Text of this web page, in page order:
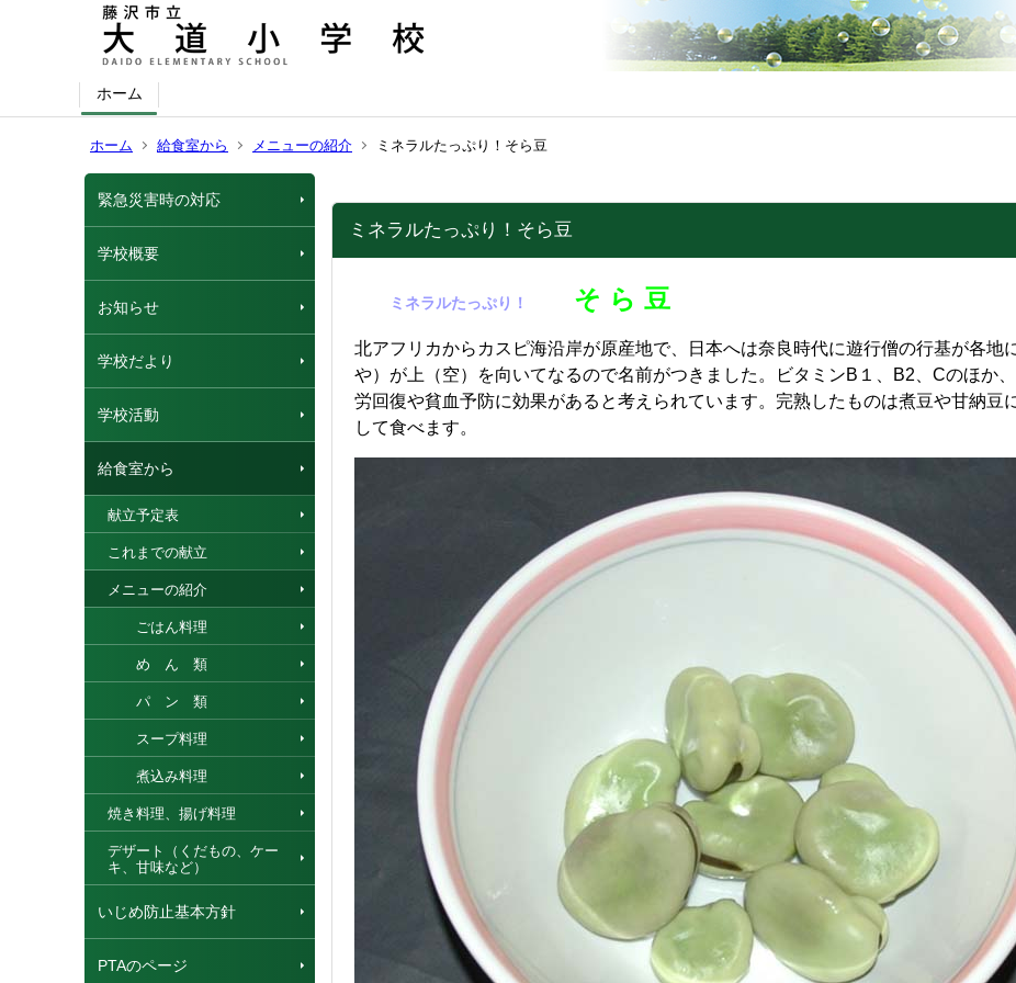
ホーム
ホーム 給食室から メニューの紹介 ミネラルたっぷり！そら豆
緊急災害時の対応
学校概要
お知らせ
学校だより
学校活動
給食室から
献立予定表
これまでの献立
メニューの紹介
ごはん料理
め ん 類
パ ン 類
スープ料理
煮込み料理
焼き料理、揚げ料理
デザート（くだもの、ケー
キ、甘味など）
いじめ防止基本方針
PTAのページ
ミネラルたっぷり！そら豆
ミネラルたっぷり！ そ ら 豆
北アフリカからカスピ海沿岸が原産地で、日本へは奈良時代に遊行僧の行基が各地
や）が上（空）を向いてなるので名前がつきました。ビタミンB１、B2、Cのほか
労回復や貧血予防に効果があると考えられています。完熟したものは煮豆や甘納豆
して食べます。